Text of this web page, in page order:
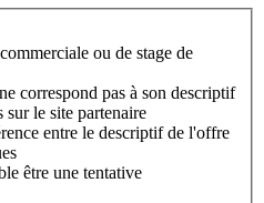
ou de stage de
correspond pas à son descriptif
le site partenaire
entre le descriptif de l'offre
être une tentative